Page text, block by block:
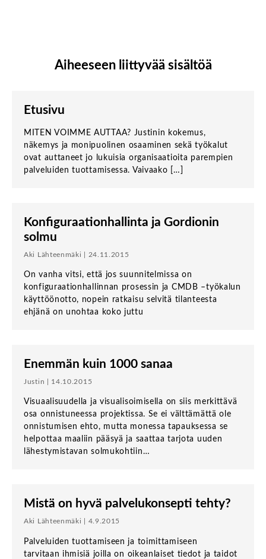
Aiheeseen liittyvää sisältöä
Etusivu
MITEN VOIMME AUTTAA? Justinin kokemus,
näkemys ja monipuolinen osaaminen sekä työkalut
ovat auttaneet jo lukuisia organisaatioita parempien
palveluiden tuottamisessa. Vaivaako […]
Konfiguraationhallinta ja Gordionin
solmu
Aki Lähteenmäki | 24.11.2015
On vanha vitsi, että jos suunnitelmissa on
konfiguraationhallinnan prosessin ja CMDB –työkalun
käyttöönotto, nopein ratkaisu selvitä tilanteesta
ehjänä on unohtaa koko juttu
Enemmän kuin 1000 sanaa
Justin | 14.10.2015
Visuaalisuudella ja visualisoimisella on siis merkittävä
osa onnistuneessa projektissa. Se ei välttämättä ole
onnistumisen ehto, mutta monessa tapauksessa se
helpottaa maaliin pääsyä ja saattaa tarjota uuden
lähestymistavan solmukohtiin…
Mistä on hyvä palvelukonsepti tehty?
Aki Lähteenmäki | 4.9.2015
Palveluiden tuottamiseen ja toimittamiseen
tarvitaan ihmisiä joilla on oikeanlaiset tiedot ja taidot